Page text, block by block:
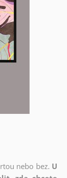
nebo bez. U